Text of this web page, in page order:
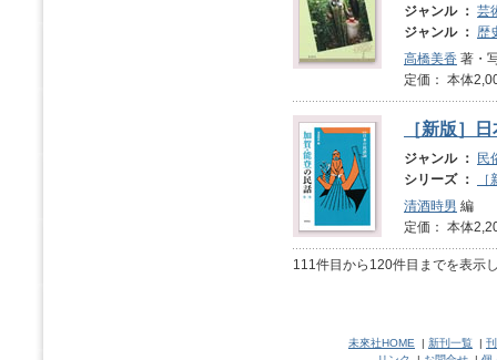
ジャンル ： 芸
ジャンル ： 歴
高橋美香 著・
定価： 本体
［新版］
ジャンル ：
民
シリーズ ：
清酒時男 編
定価： 本体
111件目から120件目までを表示
未來社HOME | 新刊一覧 |